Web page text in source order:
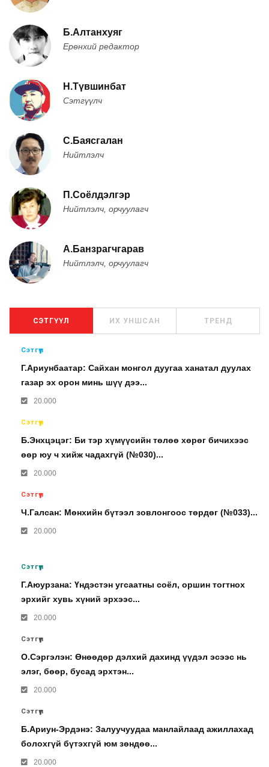
Б.Алтанхуяг
Ерөнхий редактор
Н.Түвшинбат
Сэтгүүлч
С.Баясгалан
Нийтлэлч
П.Соёлдэлгэр
Нийтлэлч, орчуулагч
А.Банзрагчгарав
Нийтлэлч, орчуулагч
СЭТГҮҮЛ ИХ УНШСАН ТРЕНД
Сэтгүүл
Г.Ариунбаатар: Сайхан монгол дуугаа ханатал дуулах
газар эх орон минь шүү дээ...
20.000
Сэтгүүл
Б.Энхцэцэг: Би тэр хүмүүсийн төлөө хөрөг бичихээс
өөр юу ч хийж чадахгүй (№030)...
20.000
Сэтгүүл
Ч.Галсан: Мөнхийн бүтээл зовлонгоос төрдөг (№033)...
20.000
Сэтгүүл
Г.Аюурзана: Үндэстэн угсаатны соёл, оршин тогтнох
эрхийг хувь хүний эрхээс...
20.000
Сэтгүүл
О.Сэргэлэн: Өнөөдөр дэлхий дахинд үүдэл эсээс нь
элэг, бөөр, бусад эрхтэн...
20.000
Сэтгүүл
Б.Ариун-Эрдэнэ: Залуучуудаа манлайлаад ажиллахад
болохгүй бүтэхгүй юм зөндөө...
20.000